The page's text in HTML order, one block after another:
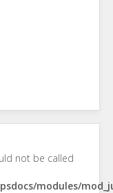
not be called
modules/